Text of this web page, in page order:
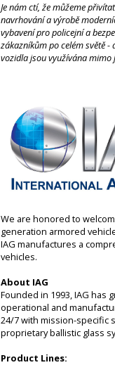
Je nám ctí, že můžeme
navrhování a výrobě
vybavení pro policejní a
zákazníkům po celém světě
vozidla jsou využívána mimo
We are honored to
generation armored
IAG manufactures a
vehicles.
About IAG
Founded in 1993, IAG
operational and
24/7 with mission-specific
proprietary ballistic glass
Product Lines: